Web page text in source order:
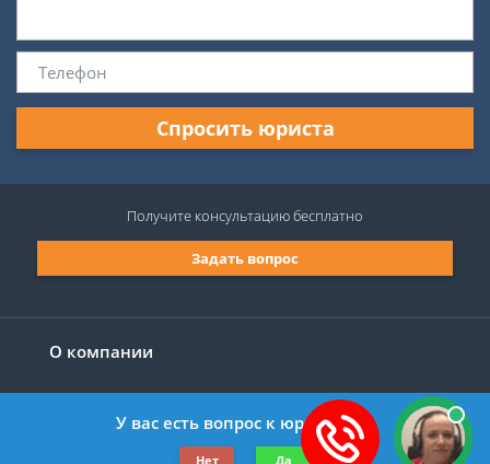
Спросить юриста
О компании
©2019-2026 Все права защищены.
Задать вопрос
Получите консультациюбесплатно
У вас есть вопрос к юристу?
Нет Да